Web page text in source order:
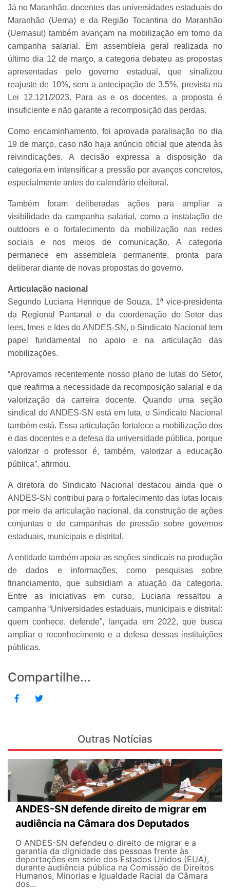
Já no Maranhão, docentes das universidades estaduais do
Maranhão (Uema) e da Região Tocantina do Maranhão
(Uemasul) também avançam na mobilização em torno da
campanha salarial. Em assembleia geral realizada no
último dia 12 de março, a categoria debateu as propostas
apresentadas pelo governo estadual, que sinalizou
reajuste de 10%, sem a antecipação de 3,5%, prevista na
Lei 12.121/2023. Para as e os docentes, a proposta é
insuficiente e não garante a recomposição das perdas.
Como encaminhamento, foi aprovada paralisação no dia
19 de março, caso não haja anúncio oficial que atenda às
reivindicações. A decisão expressa a disposição da
categoria em intensificar a pressão por avanços concretos,
especialmente antes do calendário eleitoral.
Também foram deliberadas ações para ampliar a
visibilidade da campanha salarial, como a instalação de
outdoors e o fortalecimento da mobilização nas redes
sociais e nos meios de comunicação. A categoria
permanece em assembleia permanente, pronta para
deliberar diante de novas propostas do governo.
Articulação nacional
Segundo Luciana Henrique de Souza, 1ª vice-presidenta
da Regional Pantanal e da coordenação do Setor das
Iees, Imes e Ides do ANDES-SN, o Sindicato Nacional tem
papel fundamental no apoio e na articulação das
mobilizações.
“Aprovamos recentemente nosso plano de lutas do Setor,
que reafirma a necessidade da recomposição salarial e da
valorização da carreira docente. Quando uma seção
sindical do ANDES-SN está em luta, o Sindicato Nacional
também está. Essa articulação fortalece a mobilização dos
e das docentes e a defesa da universidade pública, porque
valorizar o professor é, também, valorizar a educação
pública”, afirmou.
A diretora do Sindicato Nacional destacou ainda que o
ANDES-SN contribui para o fortalecimento das lutas locais
por meio da articulação nacional, da construção de ações
conjuntas e de campanhas de pressão sobre governos
estaduais, municipais e distrital.
A entidade também apoia as seções sindicais na produção
de dados e informações, como pesquisas sobre
financiamento, que subsidiam a atuação da categoria.
Entre as iniciativas em curso, Luciana ressaltou a
campanha “Universidades estaduais, municipais e distrital:
quem conhece, defende”, lançada em 2022, que busca
ampliar o reconhecimento e a defesa dessas instituições
públicas.
Compartilhe...
Outras Notícias
ANDES-SN defende direito de migrar em
audiência na Câmara dos Deputados
O ANDES-SN defendeu o direito de migrar e a
garantia da dignidade das pessoas frente às
deportações em série dos Estados Unidos (EUA),
durante audiência pública na Comissão de Direitos
Humanos, Minorias e Igualdade Racial da Câmara
dos...